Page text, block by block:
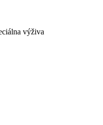
výživa